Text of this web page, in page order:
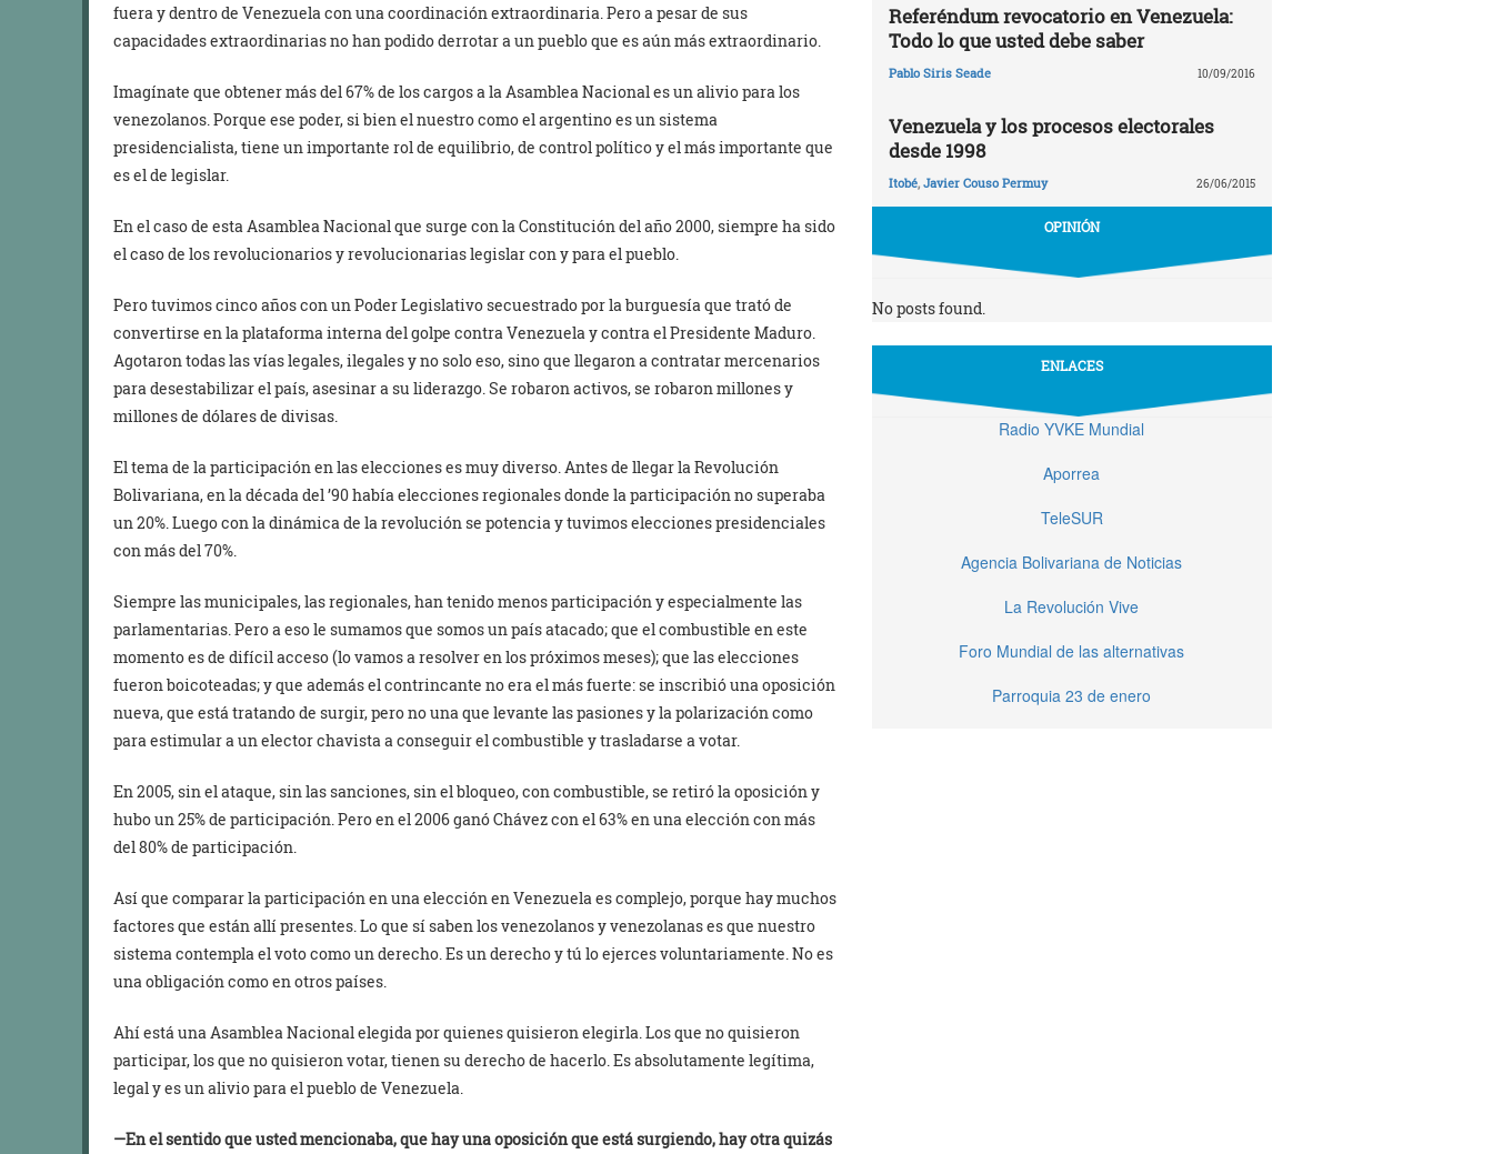
fuera y dentro de Venezuela con una coordinación extraordinaria. Pero a pesar de sus
capacidades extraordinarias no han podido derrotar a un pueblo que es aún más extraordinario.
Imagínate que obtener más del 67% de los cargos a la Asamblea Nacional es un alivio para los
venezolanos. Porque ese poder, si bien el nuestro como el argentino es un sistema
presidencialista, tiene un importante rol de equilibrio, de control político y el más importante que
es el de legislar.
En el caso de esta Asamblea Nacional que surge con la Constitución del año 2000, siempre ha sido
el caso de los revolucionarios y revolucionarias legislar con y para el pueblo.
Pero tuvimos cinco años con un Poder Legislativo secuestrado por la burguesía que trató de
convertirse en la plataforma interna del golpe contra Venezuela y contra el Presidente Maduro.
Agotaron todas las vías legales, ilegales y no solo eso, sino que llegaron a contratar mercenarios
para desestabilizar el país, asesinar a su liderazgo. Se robaron activos, se robaron millones y
millones de dólares de divisas.
El tema de la participación en las elecciones es muy diverso. Antes de llegar la Revolución
Bolivariana, en la década del ’90 había elecciones regionales donde la participación no superaba
un 20%. Luego con la dinámica de la revolución se potencia y tuvimos elecciones presidenciales
con más del 70%.
Siempre las municipales, las regionales, han tenido menos participación y especialmente las
parlamentarias. Pero a eso le sumamos que somos un país atacado; que el combustible en este
momento es de difícil acceso (lo vamos a resolver en los próximos meses); que las elecciones
fueron boicoteadas; y que además el contrincante no era el más fuerte: se inscribió una oposición
nueva, que está tratando de surgir, pero no una que levante las pasiones y la polarización como
para estimular a un elector chavista a conseguir el combustible y trasladarse a votar.
En 2005, sin el ataque, sin las sanciones, sin el bloqueo, con combustible, se retiró la oposición y
hubo un 25% de participación. Pero en el 2006 ganó Chávez con el 63% en una elección con más
del 80% de participación.
Así que comparar la participación en una elección en Venezuela es complejo, porque hay muchos
factores que están allí presentes. Lo que sí saben los venezolanos y venezolanas es que nuestro
sistema contempla el voto como un derecho. Es un derecho y tú lo ejerces voluntariamente. No es
una obligación como en otros países.
Ahí está una Asamblea Nacional elegida por quienes quisieron elegirla. Los que no quisieron
participar, los que no quisieron votar, tienen su derecho de hacerlo. Es absolutamente legítima,
legal y es un alivio para el pueblo de Venezuela.
—En el sentido que usted mencionaba, que hay una oposición que está surgiendo, hay otra quizás
Referéndum revocatorio en Venezuela:
Todo lo que usted debe saber
Pablo Siris Seade 10/09/2016
Venezuela y los procesos electorales
desde 1998
Itobé, Javier Couso Permuy 26/06/2015
OPINIÓN
No posts found.
ENLACES
Radio YVKE Mundial
Aporrea
TeleSUR
Agencia Bolivariana de Noticias
La Revolución Vive
Foro Mundial de las alternativas
Parroquia 23 de enero